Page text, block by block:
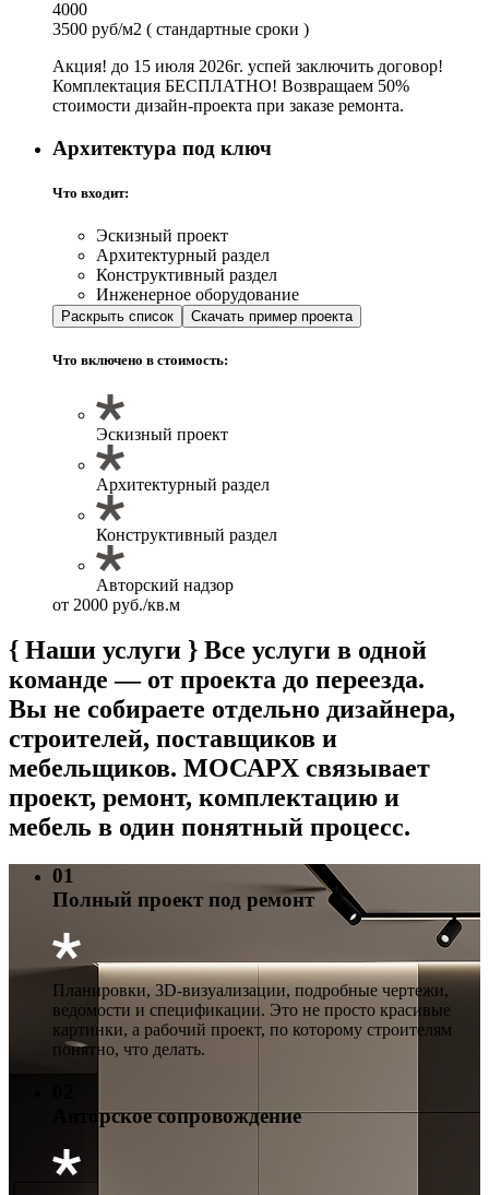
4000
3500 руб/м2 ( стандартные сроки )
Акция! до 15 июля 2026г. успей заключить договор!
Комплектация БЕСПЛАТНО! Возвращаем 50%
стоимости дизайн-проекта при заказе ремонта.
Архитектура под ключ
Что входит:
Эскизный проект
Архитектурный раздел
Конструктивный раздел
Инженерное оборудование
Раскрыть список Скачать пример проекта
Что включено в стоимость:
Эскизный проект
Архитектурный раздел
Конструктивный раздел
Авторский надзор
от 2000 руб./кв.м
{ Наши услуги } Все услуги в одной
команде — от проекта до переезда.
Вы не собираете отдельно дизайнера,
строителей, поставщиков и
мебельщиков. МОСАРХ связывает
проект, ремонт, комплектацию и
мебель в один понятный процесс.
01
Полный проект под ремонт
Планировки, 3D-визуализации, подробные чертежи,
ведомости и спецификации. Это не просто красивые
картинки, а рабочий проект, по которому строителям
понятно, что делать.
Авторское сопровождение